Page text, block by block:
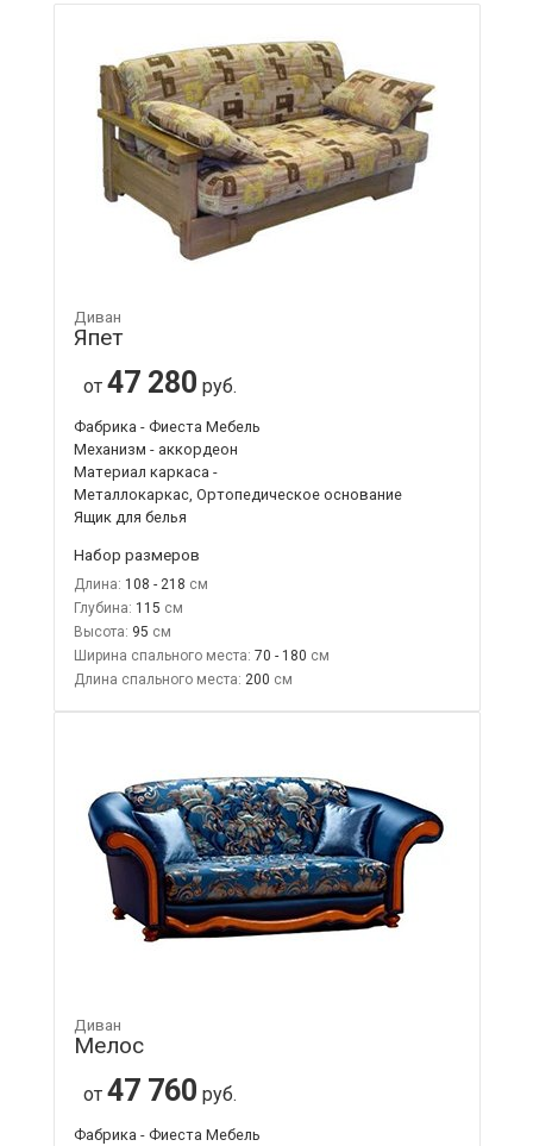
Диван
Япет
от 47 280 руб.
Фабрика - Фиеста Мебель
Механизм - аккордеон
Материал каркаса -
Металлокаркас, Ортопедическое основание
Ящик для белья
Набор размеров
Длина: 108 - 218
Глубина: 115
Высота: 95
Ширина спального места: 70 - 180
Длина спального места: 200
Диван
Мелос
от 47 760 руб.
Фабрика - Фиеста Мебель